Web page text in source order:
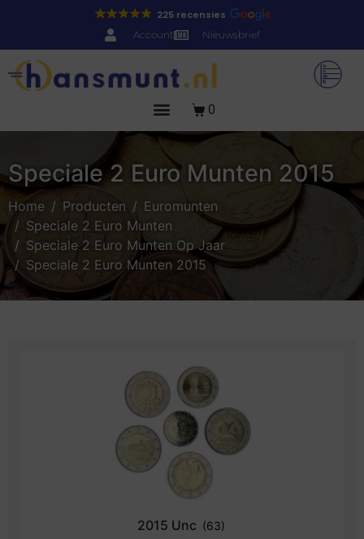
225 recensies
Account Nieuwsbrief
0
Speciale 2 Euro Munten 2015
Home Producten
Euromunten
Speciale 2 Euro Munten
Speciale 2 Euro Munten Op Jaar
Speciale 2 Euro Munten 2015
2015 Unc (63)